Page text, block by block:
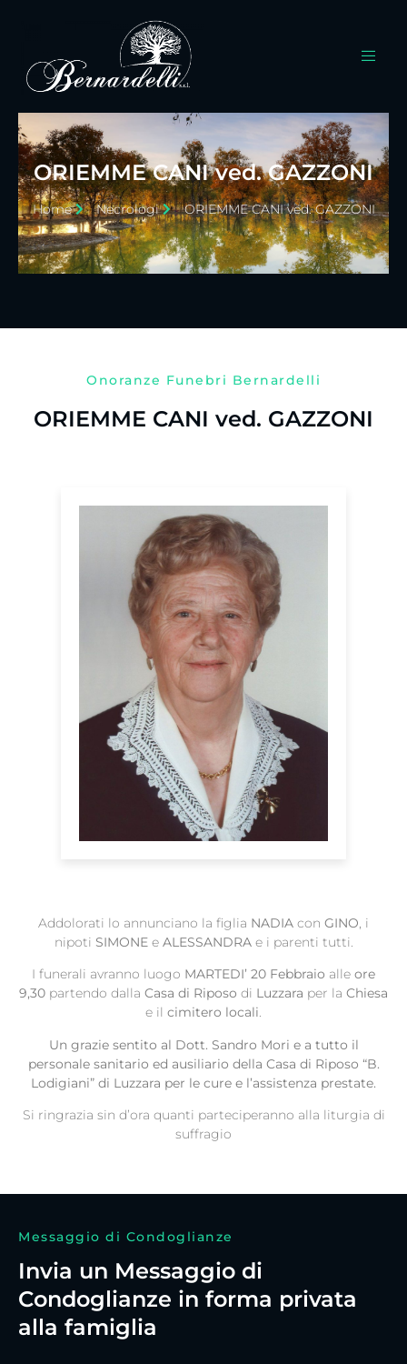
ORIEMME CANI ved. GAZZONI
Home Necrologi ORIEMME CANI ved. GAZZONI
Onoranze Funebri Bernardelli
ORIEMME CANI ved. GAZZONI
Addolorati lo annunciano la figlia NADIA con GINO, i
nipoti SIMONE e ALESSANDRA e i parenti tutti.
I funerali avranno luogo MARTEDI’ 20 Febbraio alle ore
9,30 partendo dalla Casa di Riposo di Luzzara per la Chiesa
e il cimitero locali.
Un grazie sentito al Dott. Sandro Mori e a tutto il
personale sanitario ed ausiliario della Casa di Riposo “B.
Lodigiani” di Luzzara per le cure e l’assistenza prestate.
Si ringrazia sin d’ora quanti parteciperanno alla liturgia di
suffragio
Messaggio di Condoglianze
Invia un Messaggio di
Condoglianze in forma privata
alla famiglia